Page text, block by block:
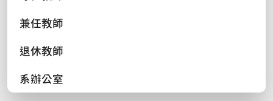
兼任教師
退休教師
系辦公室